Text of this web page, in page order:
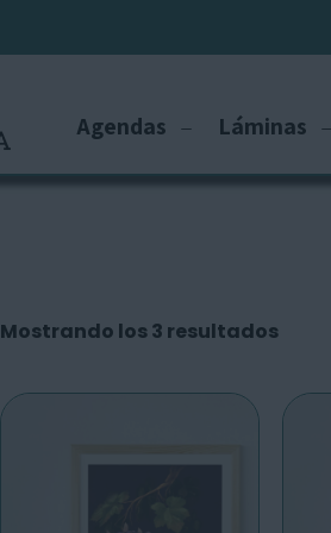
Agendas Láminas
Mostrando los 3 resultados